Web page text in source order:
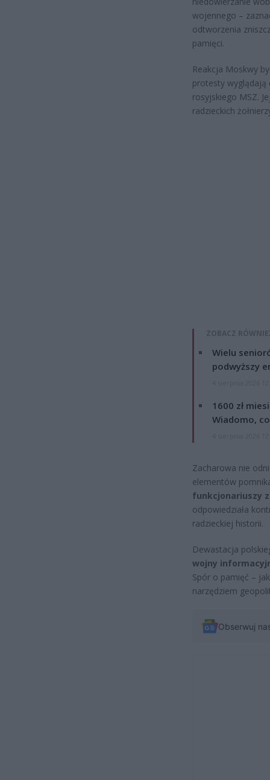
wojennego –
odtworzenia
pamięci.
Reakcja Moskwy
protesty wyglądają
rosyjskiego MSZ.
radzieckich
ZOBACZ
Wielu
podwyższy
1600 zł
Wiadomo,
Zacharowa nie
elementów
funkcjonariuszy
odpowiedziała
radzieckiej historii.
Dewastacja
wojny
Spór o pamięć –
narzędziem
Obserwuj